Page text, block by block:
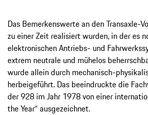
Das Bemerkenswerte an den Transaxle-
zu einer Zeit realisiert wurden, in der es
elektronischen Antriebs- und
extrem neutrale und mühelos
wurde allein durch mechanisch-
herbeigeführt. Das beeindruckte die
der 928 im Jahr 1978 von einer
the Year“ ausgezeichnet.